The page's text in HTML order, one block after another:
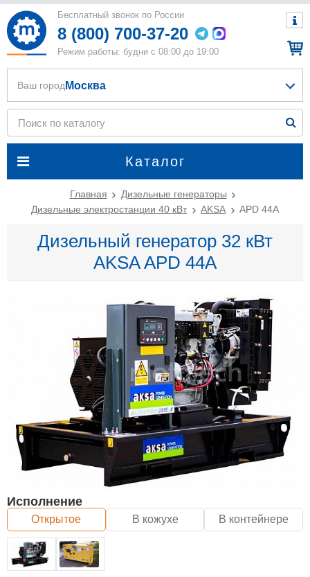
Бесплатный звонок по России
8 (800) 700-37-20
Режим работы: будни с 08:00 до 19:00
Каталог
Ваш город Москва
Главная
Дизельные генераторы
Дизельные электростанции 40 кВт
AKSA APD 44A
Дизельный генератор 32 кВт
AKSA APD 44A
Исполнение
Открытое В кожухе В контейнере